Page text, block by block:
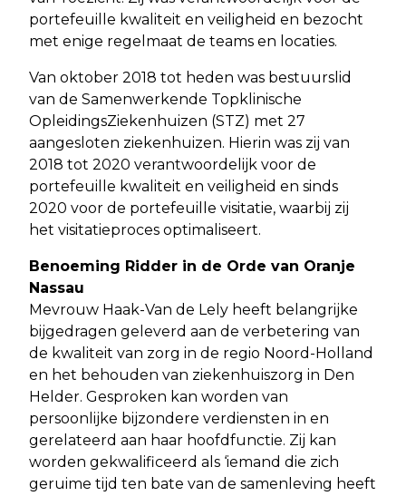
portefeuille kwaliteit en veiligheid en bezocht
met enige regelmaat de teams en locaties.
Van oktober 2018 tot heden was bestuurslid
van de Samenwerkende Topklinische
OpleidingsZiekenhuizen (STZ) met 27
aangesloten ziekenhuizen. Hierin was zij van
2018 tot 2020 verantwoordelijk voor de
portefeuille kwaliteit en veiligheid en sinds
2020 voor de portefeuille visitatie, waarbij zij
het visitatieproces optimaliseert.
Benoeming Ridder in de Orde van Oranje
Nassau
Mevrouw Haak-Van de Lely heeft belangrijke
bijgedragen geleverd aan de verbetering van
de kwaliteit van zorg in de regio Noord-Holland
en het behouden van ziekenhuiszorg in Den
Helder. Gesproken kan worden van
persoonlijke bijzondere verdiensten in en
gerelateerd aan haar hoofdfunctie. Zij kan
worden gekwalificeerd als ‘iemand die zich
geruime tijd ten bate van de samenleving heeft